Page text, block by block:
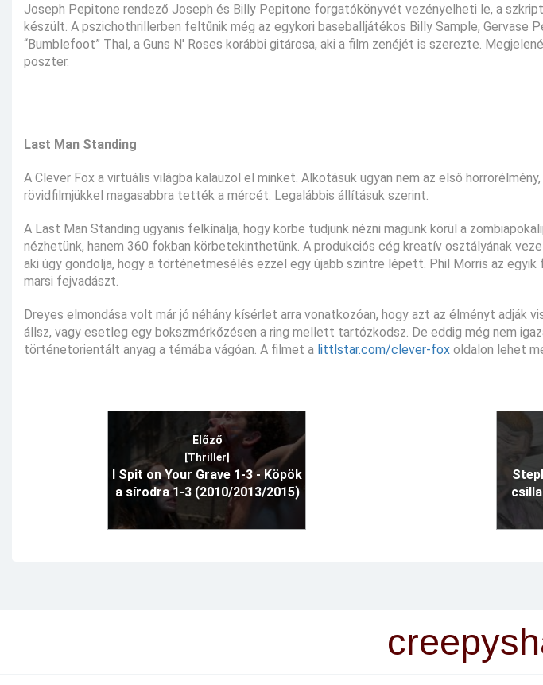
Joseph Pepitone rendező Joseph és Billy Pepitone forgatókönyvét vezényelheti le, a
készült. A pszichothrillerben feltűnik még az egykori baseballjátékos Billy Sample, Gervase
“Bumblefoot” Thal, a Guns N' Roses korábbi gitárosa, aki a film zenéjét is szerezte.
poszter.
Last Man Standing
A Clever Fox a virtuális világba kalauzol el minket. Alkotásuk ugyan nem az első
rövidfilmjükkel magasabbra tették a mércét. Legalábbis állításuk szerint.
A Last Man Standing ugyanis felkínálja, hogy körbe tudjunk nézni magunk körül a
nézhetünk, hanem 360 fokban körbetekinthetünk. A produkciós cég kreatív osztályának
aki úgy gondolja, hogy a történetmesélés ezzel egy újabb szintre lépett. Phil Morris az
marsi fejvadászt.
Dreyes elmondása volt már jó néhány kísérlet arra vonatkozóan, hogy azt az élményt adják
állsz, vagy esetleg egy bokszmérkőzésen a ring mellett tartózkodsz. De eddig még nem
történetorientált anyag a témába vágóan. A filmet a littlstar.com/clever-fox oldalon lehet
Előző
[Thriller]
I Spit on Your Grave 1-3 - Köpök
a sírodra 1-3 (2010/2013/2015)